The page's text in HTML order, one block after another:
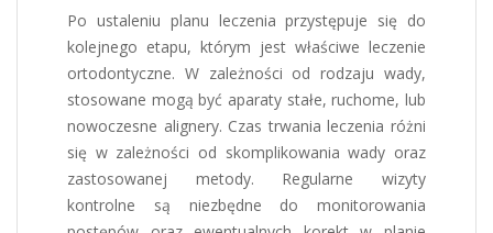
Po ustaleniu planu leczenia przystępuje się do
kolejnego etapu, którym jest właściwe leczenie
ortodontyczne. W zależności od rodzaju wady,
stosowane mogą być aparaty stałe, ruchome, lub
nowoczesne alignery. Czas trwania leczenia różni
się w zależności od skomplikowania wady oraz
zastosowanej metody. Regularne wizyty
kontrolne są niezbędne do monitorowania